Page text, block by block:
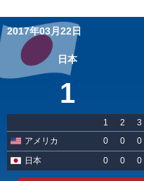
2017年03月22日
日本
1
1 2 3
アメリカ
0 0 0
日本
0 0 0